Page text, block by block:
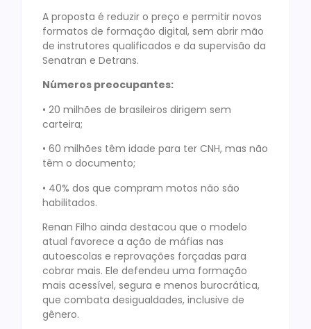
A proposta é reduzir o preço e permitir novos
formatos de formação digital, sem abrir mão
de instrutores qualificados e da supervisão da
Senatran e Detrans.
Números preocupantes:
• 20 milhões de brasileiros dirigem sem
carteira;
• 60 milhões têm idade para ter CNH, mas não
têm o documento;
• 40% dos que compram motos não são
habilitados.
Renan Filho ainda destacou que o modelo
atual favorece a ação de máfias nas
autoescolas e reprovações forçadas para
cobrar mais. Ele defendeu uma formação
mais acessível, segura e menos burocrática,
que combata desigualdades, inclusive de
gênero.